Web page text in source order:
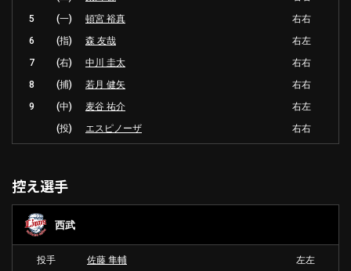
5
(一) 頓宮 裕真
右右
6
(指) 森 友哉
右左
7
(右) 中川 圭太
右右
8
(捕) 若月 健矢
右右
9
(中) 麦谷 祐介
右左
(投)
エスピノーザ 右右
控え選手
西武
投手 佐藤 隼輔
左左